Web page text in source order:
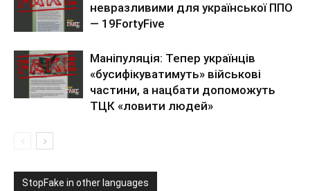
невразливими для української ППО
— 19FortyFive
Маніпуляція: Тепер українців
«бусифікуватимуть» військові
частини, а нацбати допоможуть
ТЦК «ловити людей»
StopFake in other languages